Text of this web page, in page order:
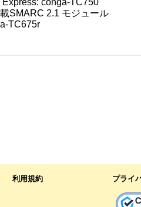
SMARC 2.1 モジュール
TC675r
利用規約 プライ